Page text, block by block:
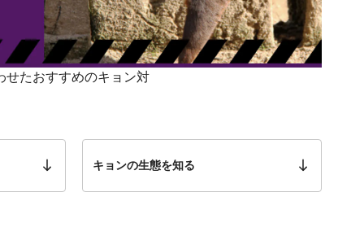
せたおすすめのキョン対
キョンの生態を知る